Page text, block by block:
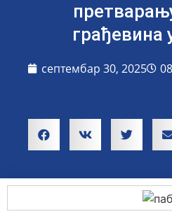
грађевина
септембар 30, 2025